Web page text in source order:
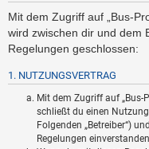
Mit dem Zugriff auf „Bus-
wird zwischen dir und dem
Regelungen geschlossen:
1. NUTZUNGSVERTRAG
Mit dem Zugriff auf „Bus-
schließt du einen
Folgenden „Betreiber“)
Regelungen